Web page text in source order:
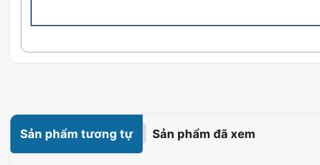
Sản phẩm tương tự Sản phẩm đã xem